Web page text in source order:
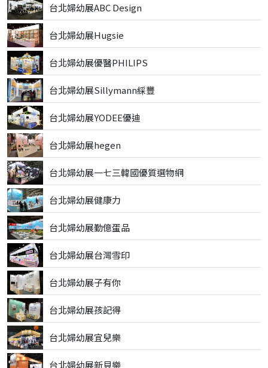
台北婦幼展ABC Design
台北婦幼展Hugsie
台北婦幼展優醫PHILIPS
台北婦幼展Sillymann綵豐
台北婦幼展YODEE優迪
台北婦幼展hegen
台北婦幼展一七三韓國優質選物網
台北婦幼展健康力
台北婦幼展勤億蛋品
台北婦幼展台灣雪印
台北婦幼展子有你
台北婦幼展孩記得
台北婦幼展宜兒樂
台北婦幼展新貝樂